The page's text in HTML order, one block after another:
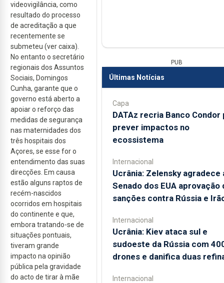
videovigilância, como
resultado do processo
de acreditação a que
recentemente se
submeteu (ver caixa).
No entanto o secretário
regionais dos Assuntos
Sociais, Domingos
Cunha, garante que o
governo está aberto a
apoiar o reforço das
medidas de segurança
nas maternidades dos
três hospitais dos
Açores, se esse for o
entendimento das suas
direcções. Em causa
estão alguns raptos de
recém-nascidos
ocorridos em hospitais
do continente e que,
embora tratando-se de
situações pontuais,
tiveram grande
impacto na opinião
pública pela gravidade
do acto de tirar à mãe
PUB
Últimas Notícias
Capa
DATAz recria Banco Condor
prever impactos no
ecossistema
Internacional
Ucrânia: Zelensky agradece
Senado dos EUA aprovação
sanções contra Rússia e
Internacional
Ucrânia: Kiev ataca sul e
sudoeste da Rússia com
drones e danifica duas
Internacional